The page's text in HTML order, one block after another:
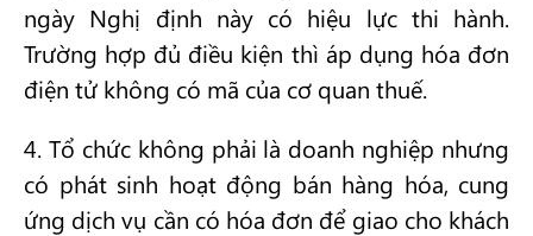
ngày Nghị định này có hiệu lực thi hành.
Trường hợp đủ điều kiện thì áp dụng hóa đơn
điện tử không có mã của cơ quan thuế.
4. Tổ chức không phải là doanh nghiệp nhưng
có phát sinh hoạt động bán hàng hóa, cung
ứng dịch vụ cần có hóa đơn để giao cho khách